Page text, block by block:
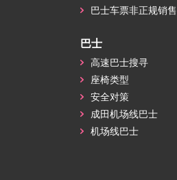
巴士车票非正规销售
巴士
高速巴士搜寻
座椅类型
安全对策
成田机场线巴士
机场线巴士